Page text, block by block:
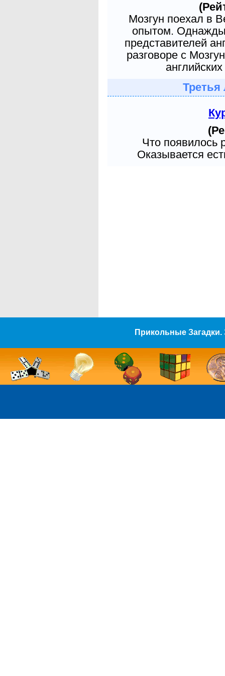
Мозгун поехал в
опытом. Однажды
представителей
разговоре с
Третья
Что появилось
Оказывается
Прикольные